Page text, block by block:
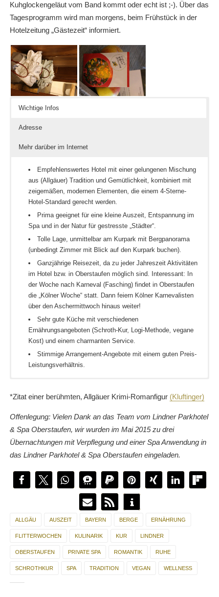
Kuhglockengeläut vom Band kommt oder echt ist ;-). Über das
Tagesprogramm wird man morgens, beim Frühstück in der
Hotelzeitung „Gästezeit“ informiert.
Wichtige Infos
Adresse
Mehr darüber im Internet
Empfehlenswertes Hotel mit einer gelungenen Mischung
aus (Allgäuer) Tradition und Gemütlichkeit, kombiniert mit
zeigemäßen, modernen Elementen, die einem 4-Sterne-
Hotel-Standard gerecht werden.
Prima geeignet für eine kleine Auszeit, Entspannung im
Spa und in der Natur für gestresste „Städter“.
Tolle Lage, unmittelbar am Kurpark mit Bergpanorama
(unbedingt Zimmer mit Blick auf den Kurpark buchen).
Ganzjährige Reisezeit, da zu jeder Jahreszeit Aktivitäten
im Hotel bzw. in Oberstaufen möglich sind. Interessant: In
der Woche nach Karneval (Fasching) findet in Oberstaufen
die „Kölner Woche“ statt. Dann feiern Kölner Karnevalisten
über den Aschermittwoch hinaus weiter!
Sehr gute Küche mit verschiedenen
Ernährungsangeboten (Schroth-Kur, Logi-Methode, vegane
Kost) und einem charmanten Service.
Stimmige Arrangement-Angebote mit einem guten Preis-
Leistungsverhältnis.
Argenstraße 1
Deutschland
Telefon: +49 8386 703-0
Telefax: +49 8386 703-704
E-Mail: info.parkhotel (@) lindner.de</a>
Rosentraum im Private Spa
Spa Genuss mit Bergpanorama
*Zitat einer berühmten, Allgäuer Krimi-Romanfigur (Kluftinger)
Offenlegung: Vielen Dank an das Team vom Lindner Parkhotel
& Spa Oberstaufen, wir wurden im Mai 2015 zu drei
Übernachtungen mit Verpflegung und einer Spa Anwendung in
das Lindner Parkhotel & Spa Oberstaufen eingeladen.
ALLGÄU AUSZEIT BAYERN BERGE ERNÄHRUNG
FLITTERWOCHEN KULINARIK KUR LINDNER
OBERSTAUFEN PRIVATE SPA ROMANTIK RUHE
SCHROTHKUR SPA TRADITION VEGAN WELLNESS